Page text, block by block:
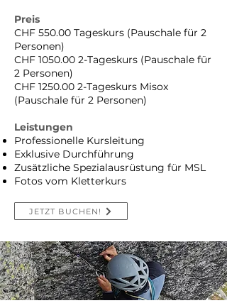
Preis
CHF 550.00 Tageskurs (Pauschale für 2
Personen)
CHF 1050.00 2-Tageskurs (Pauschale für
2 Personen)
CHF 1250.00 2-Tageskurs Misox
(Pauschale für 2 Personen)
Leistungen
Professionelle Kursleitung
Exklusive Durchführung
Zusätzliche Spezialausrüstung für MSL
Fotos vom Kletterkurs
JETZT BUCHEN!